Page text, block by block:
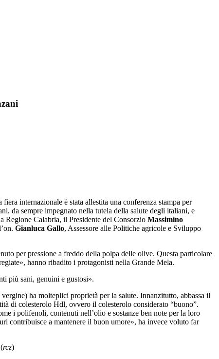
internazionale è stata allestita una conferenza stampa per
da sempre impegnato nella tutela della salute degli italiani, e
Regione Calabria, il Presidente del Consorzio Massimino
Gianluca Gallo, Assessore alle Politiche agricole e Sviluppo
per pressione a freddo della polpa delle olive. Questa particolare
hanno ribadito i protagonisti nella Grande Mela.
più sani, genuini e gustosi».
ha molteplici proprietà per la salute. Innanzitutto, abbassa il
di colesterolo Hdl, ovvero il colesterolo considerato “buono”.
i polifenoli, contenuti nell’olio e sostanze ben note per la loro
contribuisce a mantenere il buon umore», ha invece voluto far
rcz)